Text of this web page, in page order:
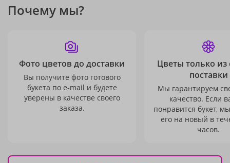
Почему мы?
Фото цветов до доставки
Вы получите фото готового
букета по e-mail и будете
уверены в качестве своего
заказа.
Цветы только из
поставки
Мы гарантируем
качество. Если
понравится букет,
его на новый в
часов.